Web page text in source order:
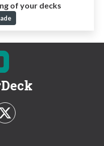
of your decks